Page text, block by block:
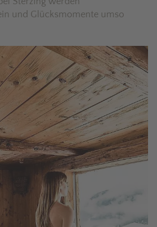
und Glücksmomente umso